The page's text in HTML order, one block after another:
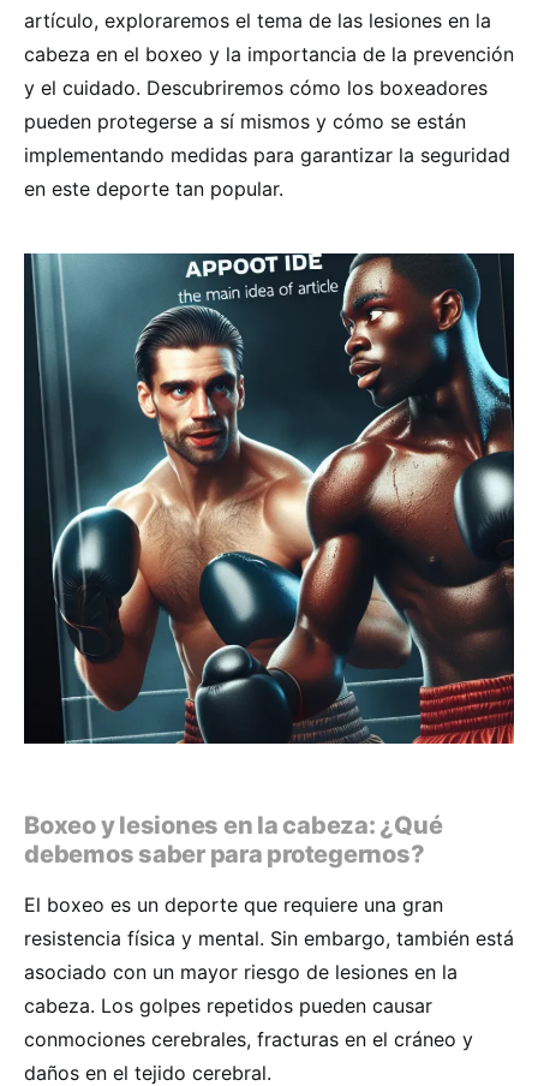
artículo, exploraremos el tema de las lesiones en la
cabeza en el boxeo y la importancia de la prevención
y el cuidado. Descubriremos cómo los boxeadores
pueden protegerse a sí mismos y cómo se están
implementando medidas para garantizar la seguridad
en este deporte tan popular.
Boxeo y lesiones en la cabeza: ¿Qué
debemos saber para protegernos?
El boxeo es un deporte que requiere una gran
resistencia física y mental. Sin embargo, también está
asociado con un mayor riesgo de lesiones en la
cabeza. Los golpes repetidos pueden causar
conmociones cerebrales, fracturas en el cráneo y
daños en el tejido cerebral.